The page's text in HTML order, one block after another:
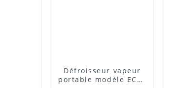
Défroisseur vapeur
portable modèle ECO-